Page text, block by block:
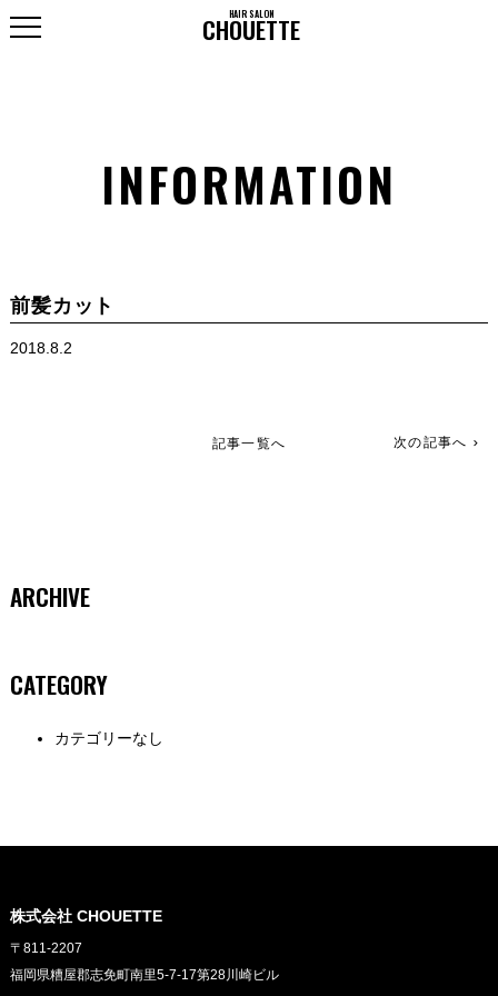
HAIR SALON
CHOUETTE
HOME
INFORMATION
前髪カット
2018.8.2
記事一覧へ 次の記事へ
ARCHIVE
CATEGORY
カテゴリーなし
株式会社 CHOUETTE
〒811-2207
福岡県糟屋郡志免町南里5-7-17第28川崎ビル